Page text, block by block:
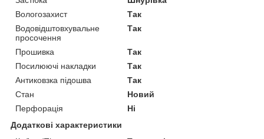
Вологозахист
Так
Водовідштовхувальне
просочення
Так
Прошивка
Так
Посилюючі накладки
Так
Антиковзка підошва
Так
Стан
Новий
Перфорація
Ні
Додаткові характеристики